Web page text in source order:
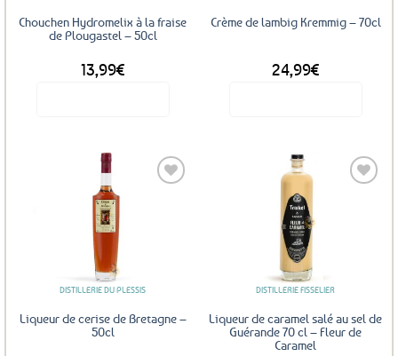
Chouchen Hydromelix à la fraise
de Plougastel – 50cl
13,99€
Crème de lambig Kremmig – 70cl
24,99€
DISTILLERIE DU PLESSIS
Liqueur de cerise de Bretagne –
50cl
DISTILLERIE FISSELIER
Liqueur de caramel salé au sel de
Guérande 70 cl – Fleur de
Caramel